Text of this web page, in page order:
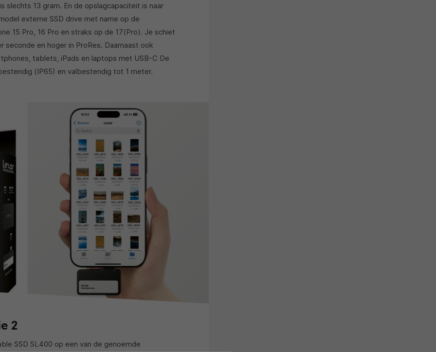
13 gram. En de opslagcapaciteit is naar
externe SSD drive met name op de
15 Pro, 16 Pro en straks op de 17(Pro). Je schiet
en hoger in ProRes. Daarnaast ook
tablets, iPads en laptops met USB-C De
(IP65) en valbestendig tot 1 meter.
2
SSD SL400 op een van de genoemde